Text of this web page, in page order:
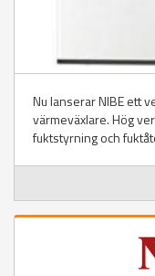
Nu lanserar NIBE ett
värmeväxlare. Hög
fuktstyrning och